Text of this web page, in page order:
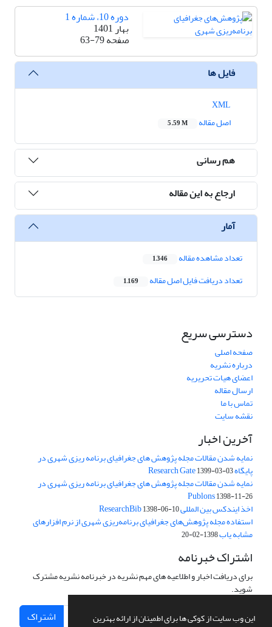
این وب سایت از کوکی ها برای اطمینان از ارائه بهترین
دوره 10، شماره 1
بهار 1401
صفحه63-79
فایل ها
اصل مقاله
5.59 M
هم رسانی
ارجاع به این مقاله
آمار
تعداد مشاهده مقاله 1,346
تعداد دریافت فایل اصل مقاله 1,169
دسترسی سریع
صفحه اصلی
درباره نشریه
اعضای هیات تحریریه
ارسال مقاله
تماس با ما
نقشه سایت
آخرین اخبار
نمایه شدن مقالات مجله پژوهش های جغرافیای برنامه ریزی شهری در
پایگاه Research Gate1399-03-03
نمایه شدن مقالات مجله پژوهش های جغرافیای برنامه ریزی شهری در
Publons1398-11-26
اخذ ایندکس بین المللی ResearchBib1398-06-10
استفاده مجله پژوهش‌های جغرافیای برنامه‌ریزی شهری از نرم افزارهای
مشابه یاب1398-02-20
اشتراک خبرنامه
برای دریافت اخبار و اطلاعیه های مهم نشریه در خبرنامه نشریه مشترک
شوید.
اشتراک